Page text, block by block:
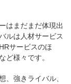
はまだまだ体現出
ルは人材サービス
サービスのほ
ど様々です。
、強きライバル、